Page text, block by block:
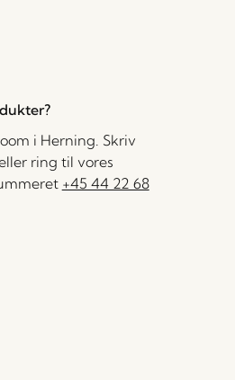
i Herning. Skriv
ring til vores
+45 44 22 68